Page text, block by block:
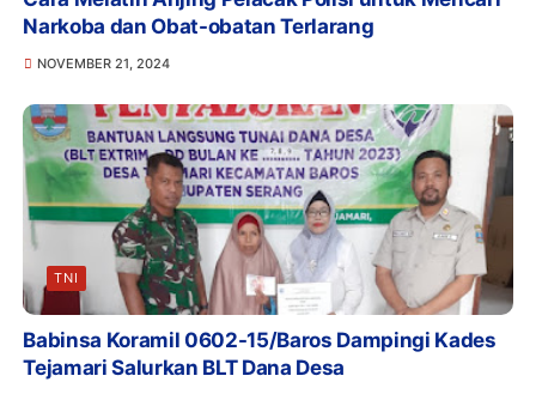
Narkoba dan Obat-obatan Terlarang
NOVEMBER 21, 2024
TNI
Babinsa Koramil 0602-15/Baros Dampingi Kades
Tejamari Salurkan BLT Dana Desa